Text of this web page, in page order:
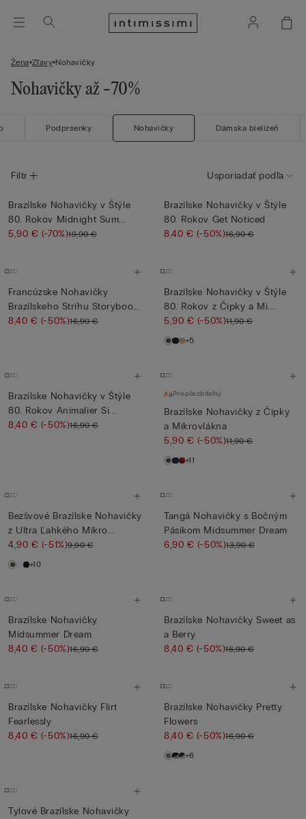
Žena Zľavy Nohavičky
Nohavičky až -70%
Podprsenky Nohavičky Dámska bielizeň
Filtr Usporiadať podľa
Brazílske Nohavičky v Štýle
80. Rokov Midnight Sum...
5,90 € (-70%)19,90 €
Brazílske Nohavičky v Štýle
80. Rokov Get Noticed
8,40 € (-50%)16,90 €
Francúzske Nohavičky
Brazílskeho Strihu Storybook
...
8,40 € (-50%)16,90 €
Brazílske Nohavičky v Štýle
80. Rokov z Čipky a Mi...
5,90 € (-50%)11,90 €
+5
Brazílske Nohavičky v Štýle
80. Rokov Animalier Si...
8,40 € (-50%)16,90 €
Prispôsobiteľný
Brazílske Nohavičky z Čipky
a Mikrovlákna
5,90 € (-50%)11,90 €
+11
Bezšvové Brazílske Nohavičky
z Ultra Ľahkého Mikro...
4,90 € (-51%)9,90 €
+10
Tangá Nohavičky s Bočným
Pásikom Midsummer Dream
6,90 € (-50%)13,90 €
Brazílske Nohavičky
Midsummer Dream
8,40 € (-50%)16,90 €
Brazílske Nohavičky Sweet as
a Berry
8,40 € (-50%)16,90 €
Brazílske Nohavičky Flirt
Fearlessly
8,40 € (-50%)16,90 €
Brazílske Nohavičky Pretty
Flowers
8,40 € (-50%)16,90 €
+6
Tylové Brazílske Nohavičky